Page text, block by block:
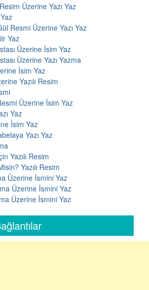
Üzerine Yazı Yaz
Resmi Üzerine Yazı Yaz
Yaz
Üzerine İsim Yaz
Üzerine Yazı Yazma
İsim Yaz
Yazılı Resim
Üzerine İsim Yaz
Yaz
İsim Yaz
Yazı Yaz
Yazılı Resim
Yazılı Resim
Üzerine İsmini Yaz
Üzerine İsmini Yaz
Üzerine İsmini Yaz